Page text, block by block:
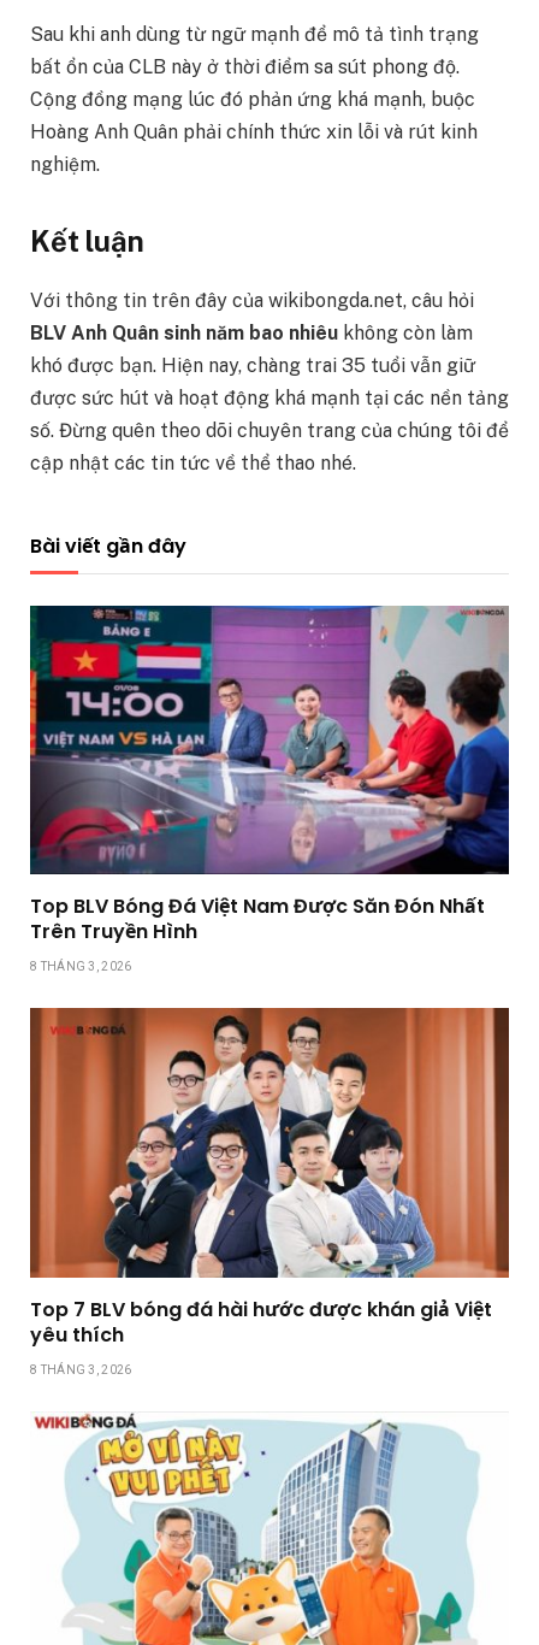
Sau khi anh dùng từ ngữ mạnh để mô tả tình trạng
bất ổn của CLB này ở thời điểm sa sút phong độ.
Cộng đồng mạng lúc đó phản ứng khá mạnh, buộc
Hoàng Anh Quân phải chính thức xin lỗi và rút kinh
nghiệm.
Kết luận
Với thông tin trên đây của wikibongda.net, câu hỏi
BLV Anh Quân sinh năm bao nhiêu không còn làm
khó được bạn. Hiện nay, chàng trai 35 tuổi vẫn giữ
được sức hút và hoạt động khá mạnh tại các nền tảng
số. Đừng quên theo dõi chuyên trang của chúng tôi để
cập nhật các tin tức về thể thao nhé.
Bài viết gần đây
Top BLV Bóng Đá Việt Nam Được Săn Đón Nhất
Trên Truyền Hình
8 THÁNG 3, 2026
Top 7 BLV bóng đá hài hước được khán giả Việt
yêu thích
8 THÁNG 3, 2026